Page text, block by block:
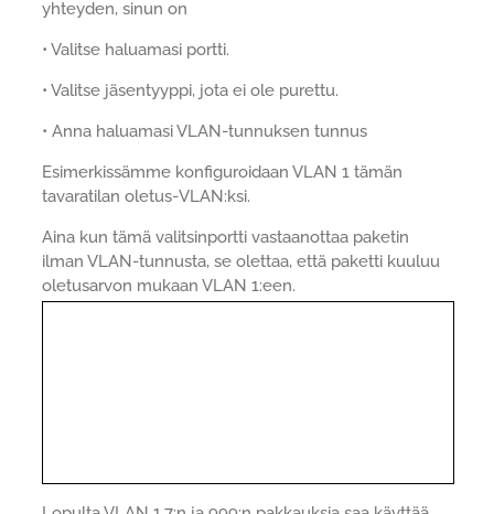
yhteyden, sinun on
• Valitse haluamasi portti.
• Valitse jäsentyyppi, jota ei ole purettu.
• Anna haluamasi VLAN-tunnuksen tunnus
Esimerkissämme konfiguroidaan VLAN 1 tämän
tavaratilan oletus-VLAN:ksi.
Aina kun tämä valitsinportti vastaanottaa paketin
ilman VLAN-tunnusta, se olettaa, että paketti kuuluu
oletusarvon mukaan VLAN 1:een.